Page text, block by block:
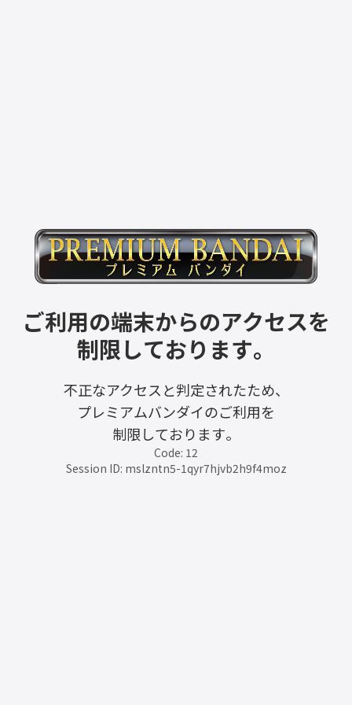
ご利用の端末からのアクセスを
制限しております。
不正なアクセスと判定されたため、
プレミアムバンダイのご利用を
制限しております。
Code: 12
Session ID: mslzntn5-1qyr7hjvb2h9f4moz